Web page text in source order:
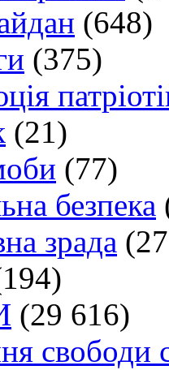
(648)
(375)
(21)
(77)
безпека
зрада
(29 616)
свободи